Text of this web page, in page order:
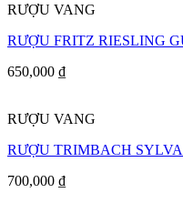
RƯỢU VANG
RƯỢU FRITZ RIESLING
650,000 ₫
RƯỢU VANG
RƯỢU TRIMBACH
700,000 ₫